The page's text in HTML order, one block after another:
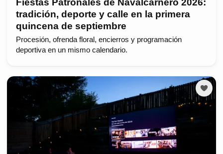
Fiestas Patronales de Navalcarnero 2026:
tradición, deporte y calle en la primera
quincena de septiembre
Procesión, ofrenda floral, encierros y programación
deportiva en un mismo calendario.